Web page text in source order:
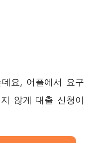
요, 어플에서 요구
않게 대출 신청이